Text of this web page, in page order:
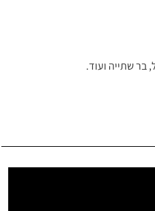
בר שתייה ועוד.